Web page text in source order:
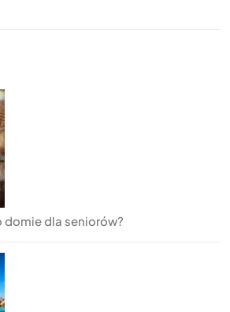
domie dla seniorów?